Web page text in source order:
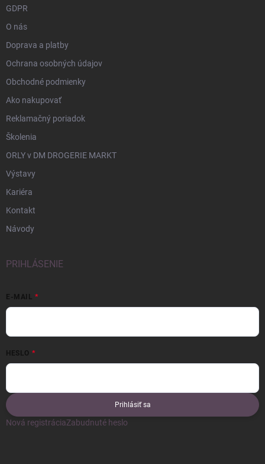
GDPR
O nás
Doprava a platby
Ochrana osobných údajov
Obchodné podmienky
Ako nakupovať
Reklamačný poriadok
Školenia
ORLY v DM DROGERIE MARKT
Výstavy
Kariéra
Kontakt
Návody
PRIHLÁSENIE
E-MAIL
HESLO
Prihlásiť sa
Nová registráciaZabudnuté heslo